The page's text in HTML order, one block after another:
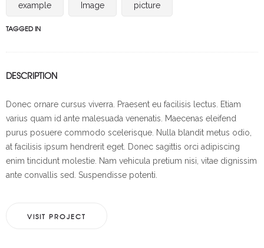
example Image picture
TAGGED IN
DESCRIPTION
Donec ornare cursus viverra. Praesent eu facilisis lectus. Etiam
varius quam id ante malesuada venenatis. Maecenas eleifend
purus posuere commodo scelerisque. Nulla blandit metus odio,
at facilisis ipsum hendrerit eget. Donec sagittis orci adipiscing
enim tincidunt molestie. Nam vehicula pretium nisi, vitae dignissim
ante convallis sed. Suspendisse potenti.
VISIT PROJECT